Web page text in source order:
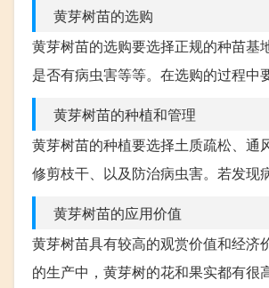
黄芽树苗的选购
黄芽树苗的选购要选择正规的种苗基
是否有病虫害等等。在选购的过程中
黄芽树苗的种植和管理
黄芽树苗的种植要选择土质疏松、通
修剪枝干、以及防治病虫害。若发现
黄芽树苗的应用价值
黄芽树苗具有较高的观赏价值和经济
的生产中，黄芽树的花和果实都有很